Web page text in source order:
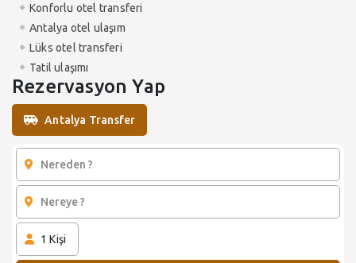
Konforlu otel transferi
Antalya otel ulaşım
Lüks otel transferi
Tatil ulaşımı
Rezervasyon Yap
Antalya Transfer
1 Kişi